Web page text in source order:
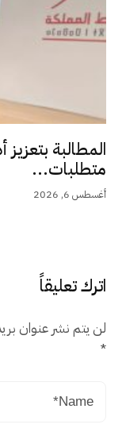
المطالبة
متطلبات...
أغسطس 6, 2026
اترك تعليقاً
لن يتم نشر عنوان
*